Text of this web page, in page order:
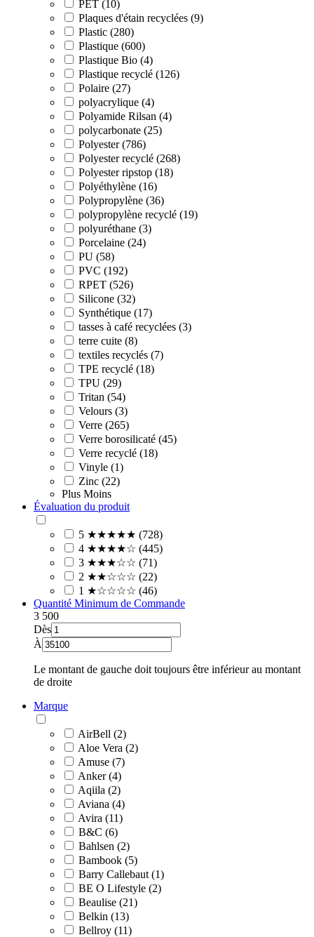
PET (10)
Plaques d'étain recyclées (9)
Plastic (280)
Plastique (600)
Plastique Bio (4)
Plastique recyclé (126)
Polaire (27)
polyacrylique (4)
Polyamide Rilsan (4)
polycarbonate (25)
Polyester (786)
Polyester recyclé (268)
Polyester ripstop (18)
Polyéthylène (16)
Polypropylène (36)
polypropylène recyclé (19)
polyuréthane (3)
Porcelaine (24)
PU (58)
PVC (192)
RPET (526)
Silicone (32)
Synthétique (17)
tasses à café recyclées (3)
terre cuite (8)
textiles recyclés (7)
TPE recyclé (18)
TPU (29)
Tritan (54)
Velours (3)
Verre (265)
Verre borosilicaté (45)
Verre recyclé (18)
Vinyle (1)
Zinc (22)
Plus Moins
Évaluation du produit
5 ★★★★★ (728)
4 ★★★★☆ (445)
3 ★★★☆☆ (71)
2 ★★☆☆☆ (22)
1 ★☆☆☆☆ (46)
Quantité Minimum de Commande
3 500
Dès
À
Le montant de gauche doit toujours être inférieur au montant
de droite
Marque
AirBell (2)
Aloe Vera (2)
Amuse (7)
Anker (4)
Aqiila (2)
Aviana (4)
Avira (11)
B&C (6)
Bahlsen (2)
Bambook (5)
Barry Callebaut (1)
BE O Lifestyle (2)
Beaulise (21)
Belkin (13)
Bellroy (11)